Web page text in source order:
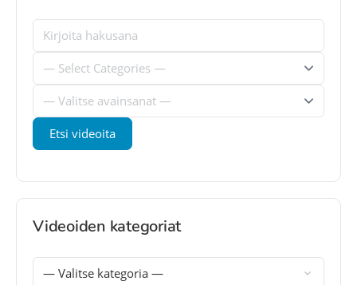
Videoiden kategoriat